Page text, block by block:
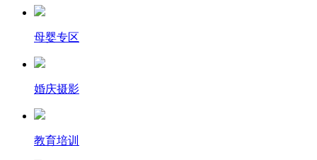
母婴专区
婚庆摄影
教育培训